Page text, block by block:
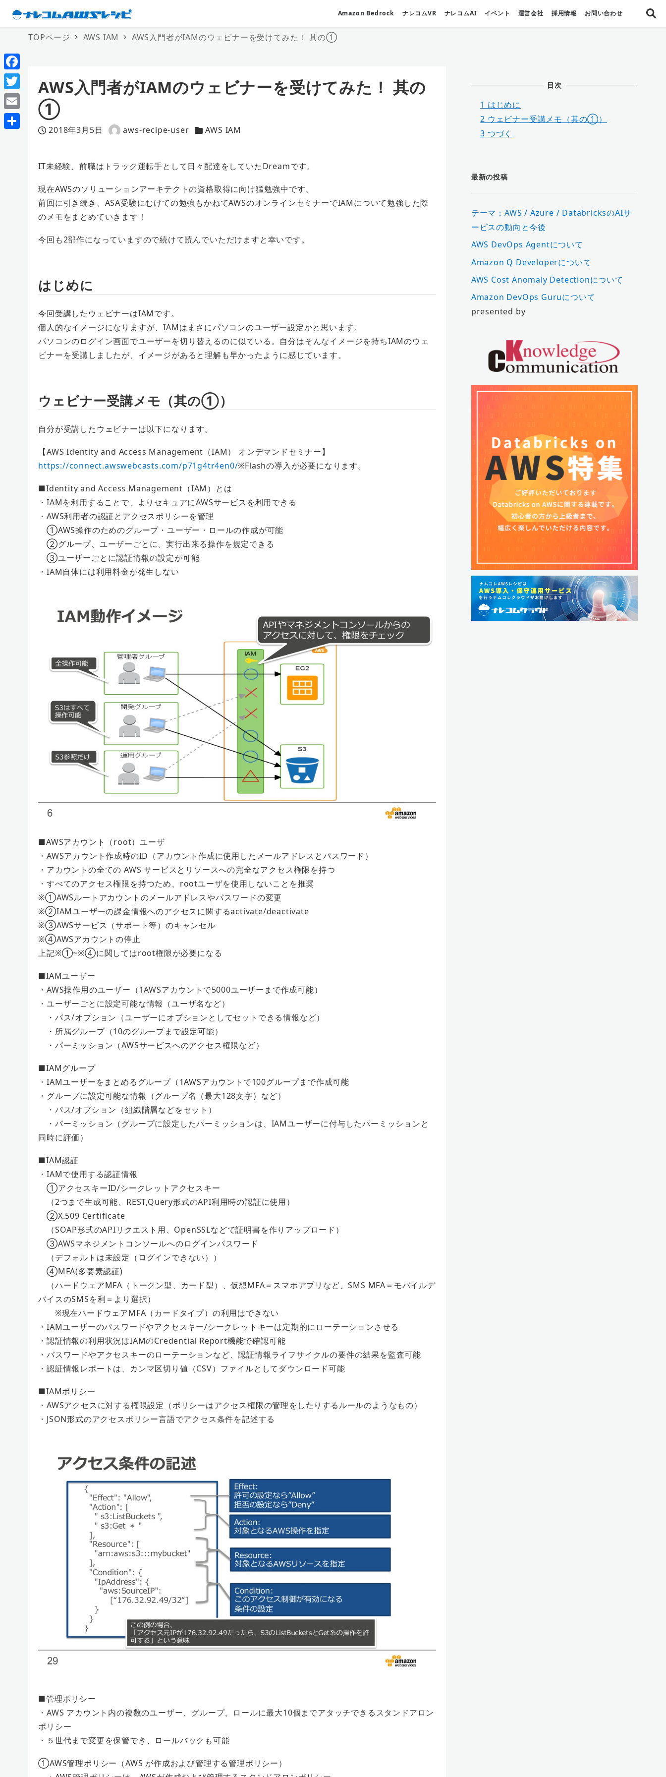
Amazon Bedrock ナレコムVR ナレコムAI イベント 運営会社 採用情報 お問い合わせ
TOPページ AWS IAM AWS入門者がIAMのウェビナーを受けてみた！ 其の①
AWS入門者がIAMのウェビナーを受けてみた！ 其の
①
投稿日
2018年3月5日
著
aws-recipe-user
カテゴリー
AWS IAM
IT未経験、前職はトラック運転手として日々配達をしていたDreamです。
現在AWSのソリューションアーキテクトの資格取得に向け猛勉強中です。
前回に引き続き、ASA受験にむけての勉強もかねてAWSのオンラインセミナーでIAMについて勉強した際
のメモをまとめていきます！
今回も2部作になっていますので続けて読んでいただけますと幸いです。
はじめに
今回受講したウェビナーはIAMです。
個人的なイメージになりますが、IAMはまさにパソコンのユーザー設定かと思います。
パソコンのログイン画面でユーザーを切り替えるのに似ている。自分はそんなイメージを持ちIAMのウェ
ビナーを受講しましたが、イメージがあると理解も早かったように感じています。
ウェビナー受講メモ（其の①）
自分が受講したウェビナーは以下になります。
【AWS Identity and Access Management（IAM） オンデマンドセミナー】
https://connect.awswebcasts.com/p71g4tr4en0/※Flashの導入が必要になります。
■Identity and Access Management（IAM）とは
・IAMを利⽤することで、よりセキュアにAWSサービスを利⽤できる
・AWS利用者の認証とアクセスポリシーを管理
①AWS操作のためのグループ・ユーザー・ロールの作成が可能
②グループ、ユーザーごとに、実⾏出来る操作を規定できる
③ユーザーごとに認証情報の設定が可能
・IAM自体には利用料金が発生しない
■AWSアカウント（root）ユーザ
・AWSアカウント作成時のID（アカウント作成に使用したメールアドレスとパスワード）
・アカウントの全ての AWS サービスとリソースへの完全なアクセス権限を持つ
・すべてのアクセス権限を持つため、rootユーザを使⽤しないことを推奨
※①AWSルートアカウントのメールアドレスやパスワードの変更
※②IAMユーザーの課⾦情報へのアクセスに関するactivate/deactivate
※③AWSサービス（サポート等）のキャンセル
※④AWSアカウントの停⽌
上記※①~※④に関してはroot権限が必要になる
■IAMユーザー
・AWS操作⽤のユーザー（1AWSアカウントで5000ユーザーまで作成可能）
・ユーザーごとに設定可能な情報（ユーザ名など）
・パス/オプション（ユーザーにオプションとしてセットできる情報など）
・所属グループ（10のグループまで設定可能）
・パーミッション（AWSサービスへのアクセス権限など）
■IAMグループ
・IAMユーザーをまとめるグループ（1AWSアカウントで100グループまで作成可能
・グループに設定可能な情報（グループ名（最大128文字）など）
・パス/オプション（組織階層などをセット）
・パーミッション（グループに設定したパーミッションは、IAMユーザーに付与したパーミッションと
同時に評価）
■IAM認証
・IAMで使用する認証情報
①アクセスキーID/シークレットアクセスキー
（2つまで⽣成可能、REST,Query形式のAPI利⽤時の認証に使⽤）
②X.509 Certificate
（SOAP形式のAPIリクエスト⽤、OpenSSLなどで証明書を作りアップロード）
③AWSマネジメントコンソールへのログインパスワード
（デフォルトは未設定（ログインできない））
④MFA(多要素認証)
（ハードウェアMFA（トークン型、カード型）、仮想MFA＝スマホアプリなど、SMS MFA＝モバイルデ
バイスのSMSを利＝より選択）
※現在ハードウェアMFA（カードタイプ）の利用はできない
・IAMユーザーのパスワードやアクセスキー/シークレットキーは定期的にローテーションさせる
・認証情報の利⽤状況はIAMのCredential Report機能で確認可能
・パスワードやアクセスキーのローテーションなど、認証情報ライフサイクルの要件の結果を監査可能
・認証情報レポートは、カンマ区切り値（CSV）ファイルとしてダウンロード可能
■IAMポリシー
・AWSアクセスに対する権限設定（ポリシーはアクセス権限の管理をしたりするルールのようなもの）
・JSON形式のアクセスポリシー⾔語でアクセス条件を記述する
■管理ポリシー
・AWS アカウント内の複数のユーザー、グループ、ロールに最⼤10個までアタッチできるスタンドアロン
ポリシー
・５世代まで変更を保管でき、ロールバックも可能
①AWS管理ポリシー（AWS が作成および管理する管理ポリシー）
目次
1 はじめに
2 ウェビナー受講メモ（其の①）
3 つづく
最新の投稿
テーマ：AWS / Azure / DatabricksのAIサ
ービスの動向と今後
AWS DevOps Agentについて
Amazon Q Developerについて
AWS Cost Anomaly Detectionについて
Amazon DevOps Guruについて
presented by
F
a
c
e
T
w
i
E